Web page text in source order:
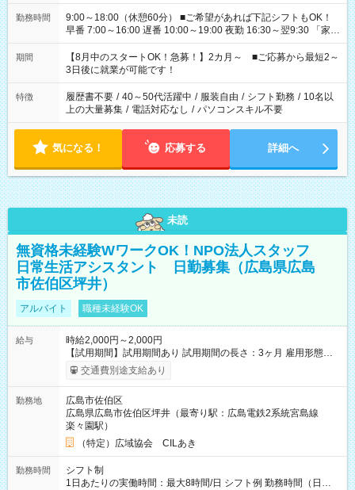
勤務時間
9:00～18:00（休憩60分） ■ご希望があれば下記シフトもOK！
早番 7:00～16:00 遅番 10:00～19:00 夜勤 16:30～翌9:30 「家族
と休みを合わせたい」 「余裕を持って夕飯の準備がしたい」
「できれば残業はしたくない」 など、ご希望を教えてください
ね。 ※Wワーク希望の方へ 今ご覧のお仕事で希望する勤務時間
と、もう1つのお仕事の勤務時間。 合計で週40時間を超える場
合は応募できません。
期間
【8月中のスタートOK！急募！】2カ月～ ■ご応募から最短2～
3日後に就業が可能です！
特徴 履歴書不要 / 40～50代活躍中 / 服装自由 / シフト勤務 / 10名以
上の大量募集 / 電話対応なし / パソコンスキル不要
気になる！ 応募する 詳細へ
未読
無資格未経験WワークOK！NPO法人スタッフ
日常生活アシスタント 日勤募集（広島県広島
市佐伯区坪井）
アルバイト 職種未経験OK
給与
時給2,000円～2,000円
【試用期間】試用期間あり 試用期間の長さ：3ヶ月 雇用形態、
給与は本採用時と同じです。
交通費別途支給あり
勤務地
広島市佐伯区
広島県広島市佐伯区坪井（最寄り駅：広島電鉄2系統宮島線
楽々園駅）
（特定）広域協会 CILあき
勤務時間
シフト制
1日あたりの実働時間：最大8時間/日 シフト例 勤務時間（日